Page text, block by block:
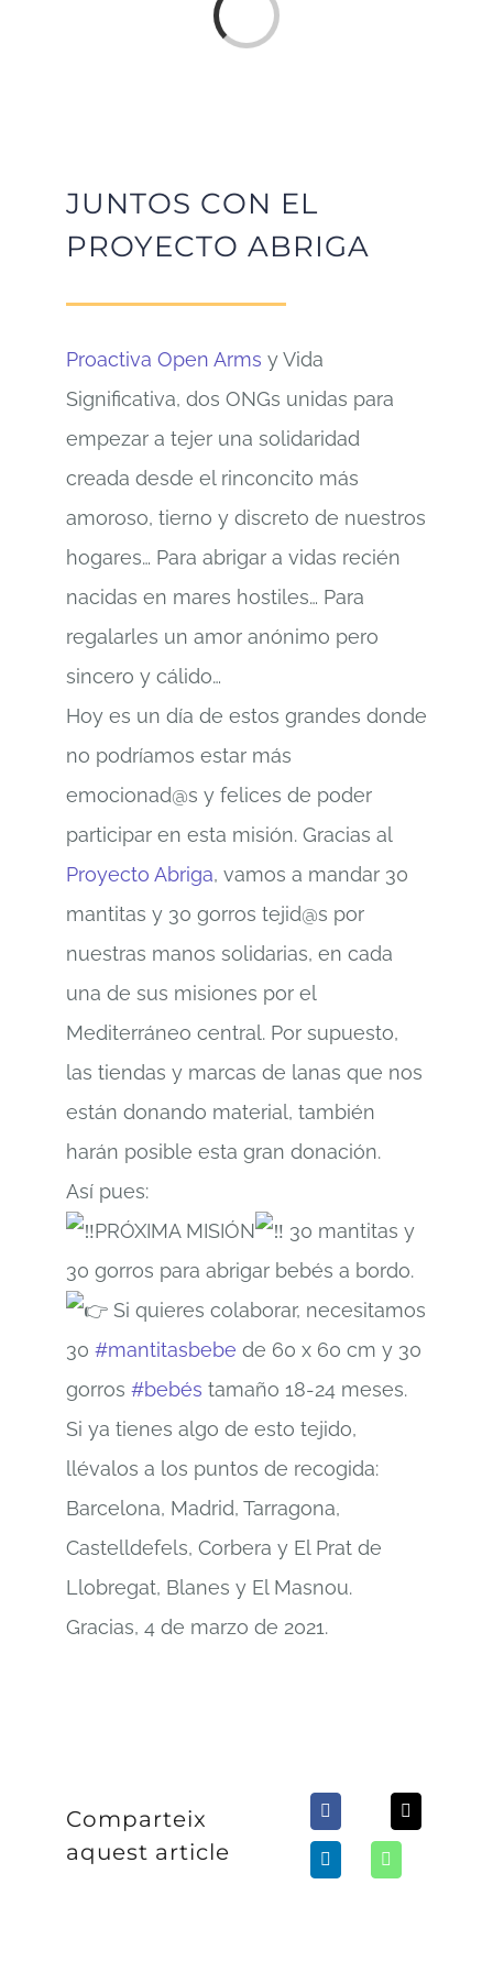
JUNTOS CON EL
PROYECTO ABRIGA
Proactiva Open Arms y Vida
Significativa, dos ONGs unidas para
empezar a tejer una solidaridad
creada desde el rinconcito más
amoroso, tierno y discreto de nuestros
hogares… Para abrigar a vidas recién
nacidas en mares hostiles… Para
regalarles un amor anónimo pero
sincero y cálido…
Hoy es un día de estos grandes donde
no podríamos estar más
emocionad@s y felices de poder
participar en esta misión. Gracias al
Proyecto Abriga, vamos a mandar 30
mantitas y 30 gorros tejid@s por
nuestras manos solidarias, en cada
una de sus misiones por el
Mediterráneo central. Por supuesto,
las tiendas y marcas de lanas que nos
están donando material, también
harán posible esta gran donación.
Así pues:
PRÓXIMA MISIÓN
30 mantitas y
30 gorros para abrigar bebés a bordo.
Si quieres colaborar, necesitamos
30 #mantitasbebe de 60 x 60 cm y 30
gorros #bebés tamaño 18-24 meses.
Si ya tienes algo de esto tejido,
llévalos a los puntos de recogida:
Barcelona, Madrid, Tarragona,
Castelldefels, Corbera y El Prat de
Llobregat, Blanes y El Masnou.
Gracias, 4 de marzo de 2021.
Comparteix
aquest article